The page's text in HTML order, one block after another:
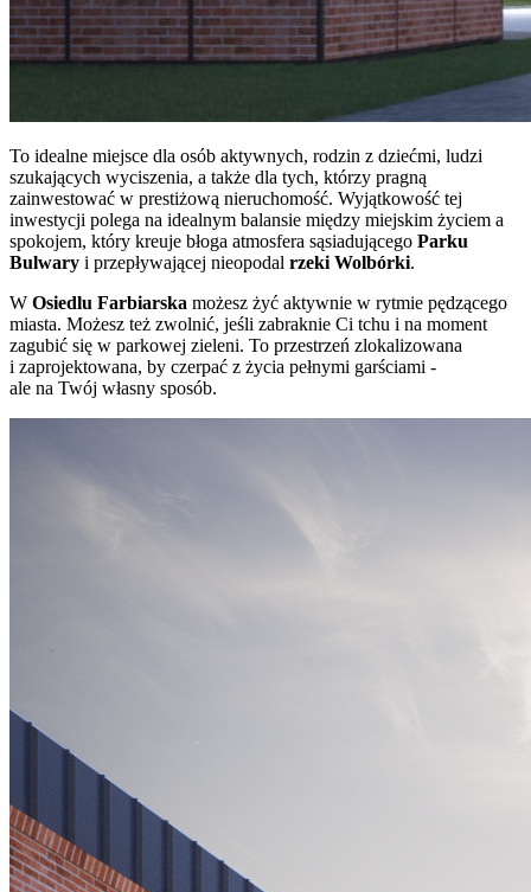
To idealne miejsce dla osób aktywnych, rodzin z dziećmi, ludzi
szukających wyciszenia, a także dla tych, którzy pragną
zainwestować w prestiżową nieruchomość. Wyjątkowość tej
inwestycji polega na idealnym balansie między miejskim życiem a
spokojem, który kreuje błoga atmosfera sąsiadującego Parku
Bulwary i przepływającej nieopodal rzeki Wolbórki.
W Osiedlu Farbiarska możesz żyć aktywnie w rytmie pędzącego
miasta. Możesz też zwolnić, jeśli zabraknie Ci tchu i na moment
zagubić się w parkowej zieleni. To przestrzeń zlokalizowana
i zaprojektowana, by czerpać z życia pełnymi garściami -
ale na Twój własny sposób.